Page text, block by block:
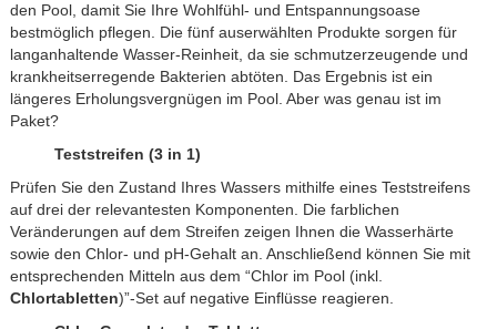
den Pool, damit Sie Ihre Wohlfühl- und Entspannungsoase
bestmöglich pflegen. Die fünf auserwählten Produkte sorgen für
langanhaltende Wasser-Reinheit, da sie schmutzerzeugende und
krankheitserregende Bakterien abtöten. Das Ergebnis ist ein
längeres Erholungsvergnügen im Pool. Aber was genau ist im
Paket?
Teststreifen (3 in 1)
Prüfen Sie den Zustand Ihres Wassers mithilfe eines Teststreifens
auf drei der relevantesten Komponenten. Die farblichen
Veränderungen auf dem Streifen zeigen Ihnen die Wasserhärte
sowie den Chlor- und pH-Gehalt an. Anschließend können Sie mit
entsprechenden Mitteln aus dem “Chlor im Pool (inkl.
Chlortabletten)”-Set auf negative Einflüsse reagieren.